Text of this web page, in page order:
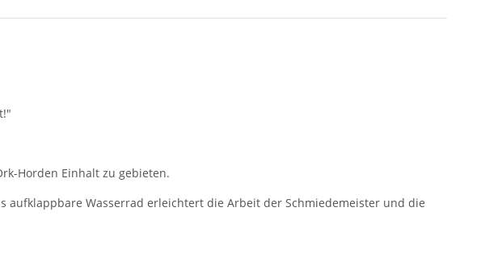
Horden Einhalt zu gebieten.
aufklappbare Wasserrad erleichtert die Arbeit der Schmiedemeister und die